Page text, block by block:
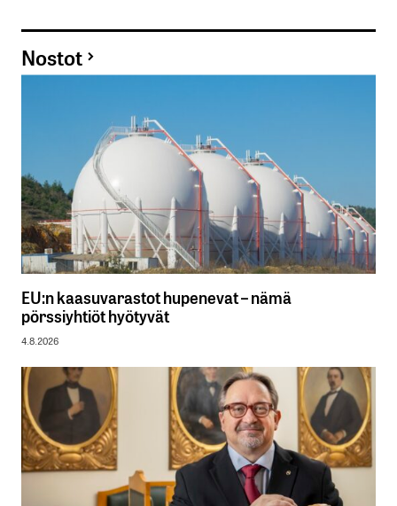
Nostot
EU:n kaasuvarastot hupenevat – nämä
pörssiyhtiöt hyötyvät
4.8.2026